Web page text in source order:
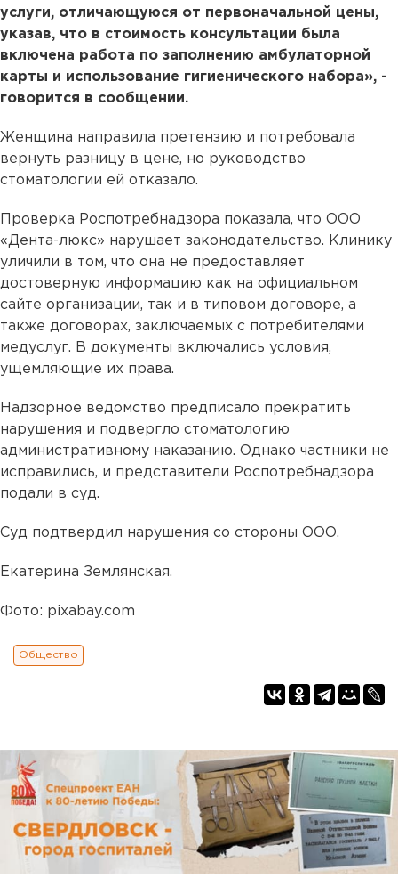
услуги, отличающуюся от первоначальной цены,
указав, что в стоимость консультации была
включена работа по заполнению амбулаторной
карты и использование гигиенического набора», -
говорится в сообщении.
Женщина направила претензию и потребовала
вернуть разницу в цене, но руководство
стоматологии ей отказало.
Проверка Роспотребнадзора показала, что ООО
«Дента-люкс» нарушает законодательство. Клинику
уличили в том, что она не предоставляет
достоверную информацию как на официальном
сайте организации, так и в типовом договоре, а
также договорах, заключаемых с потребителями
медуслуг. В документы включались условия,
ущемляющие их права.
Надзорное ведомство предписало прекратить
нарушения и подвергло стоматологию
административному наказанию. Однако частники не
исправились, и представители Роспотребнадзора
подали в суд.
Суд подтвердил нарушения со стороны ООО.
Екатерина Землянская.
Фото: pixabay.com
Общество